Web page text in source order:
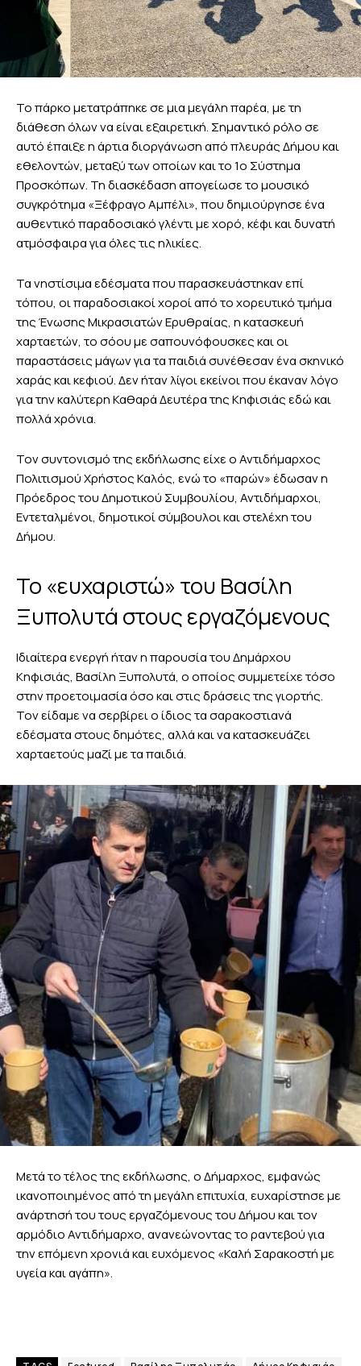
Το πάρκο μετατράπηκε σε μια μεγάλη παρέα, με τη
διάθεση όλων να είναι εξαιρετική. Σημαντικό ρόλο σε
αυτό έπαιξε η άρτια διοργάνωση από πλευράς Δήμου και
εθελοντών, μεταξύ των οποίων και το 1ο Σύστημα
Προσκόπων. Τη διασκέδαση απογείωσε το μουσικό
συγκρότημα «Ξέφραγο Αμπέλι», που δημιούργησε ένα
αυθεντικό παραδοσιακό γλέντι με χορό, κέφι και δυνατή
ατμόσφαιρα για όλες τις ηλικίες.
Τα νηστίσιμα εδέσματα που παρασκευάστηκαν επί
τόπου, οι παραδοσιακοί χοροί από το χορευτικό τμήμα
της Ένωσης Μικρασιατών Ερυθραίας, η κατασκευή
χαρταετών, το σόου με σαπουνόφουσκες και οι
παραστάσεις μάγων για τα παιδιά συνέθεσαν ένα σκηνικό
χαράς και κεφιού. Δεν ήταν λίγοι εκείνοι που έκαναν λόγο
για την καλύτερη Καθαρά Δευτέρα της Κηφισιάς εδώ και
πολλά χρόνια.
Τον συντονισμό της εκδήλωσης είχε ο Αντιδήμαρχος
Πολιτισμού Χρήστος Καλός, ενώ το «παρών» έδωσαν η
Πρόεδρος του Δημοτικού Συμβουλίου, Αντιδήμαρχοι,
Εντεταλμένοι, δημοτικοί σύμβουλοι και στελέχη του
Δήμου.
Το «ευχαριστώ» του Βασίλη
Ξυπολυτά στους εργαζόμενους
Ιδιαίτερα ενεργή ήταν η παρουσία του Δημάρχου
Κηφισιάς, Βασίλη Ξυπολυτά, ο οποίος συμμετείχε τόσο
στην προετοιμασία όσο και στις δράσεις της γιορτής.
Τον είδαμε να σερβίρει ο ίδιος τα σαρακοστιανά
εδέσματα στους δημότες, αλλά και να κατασκευάζει
χαρταετούς μαζί με τα παιδιά.
Μετά το τέλος της εκδήλωσης, ο Δήμαρχος, εμφανώς
ικανοποιημένος από τη μεγάλη επιτυχία, ευχαρίστησε με
ανάρτησή του τους εργαζόμενους του Δήμου και τον
αρμόδιο Αντιδήμαρχο, ανανεώνοντας το ραντεβού για
την επόμενη χρονιά και ευχόμενος «Καλή Σαρακοστή με
υγεία και αγάπη».